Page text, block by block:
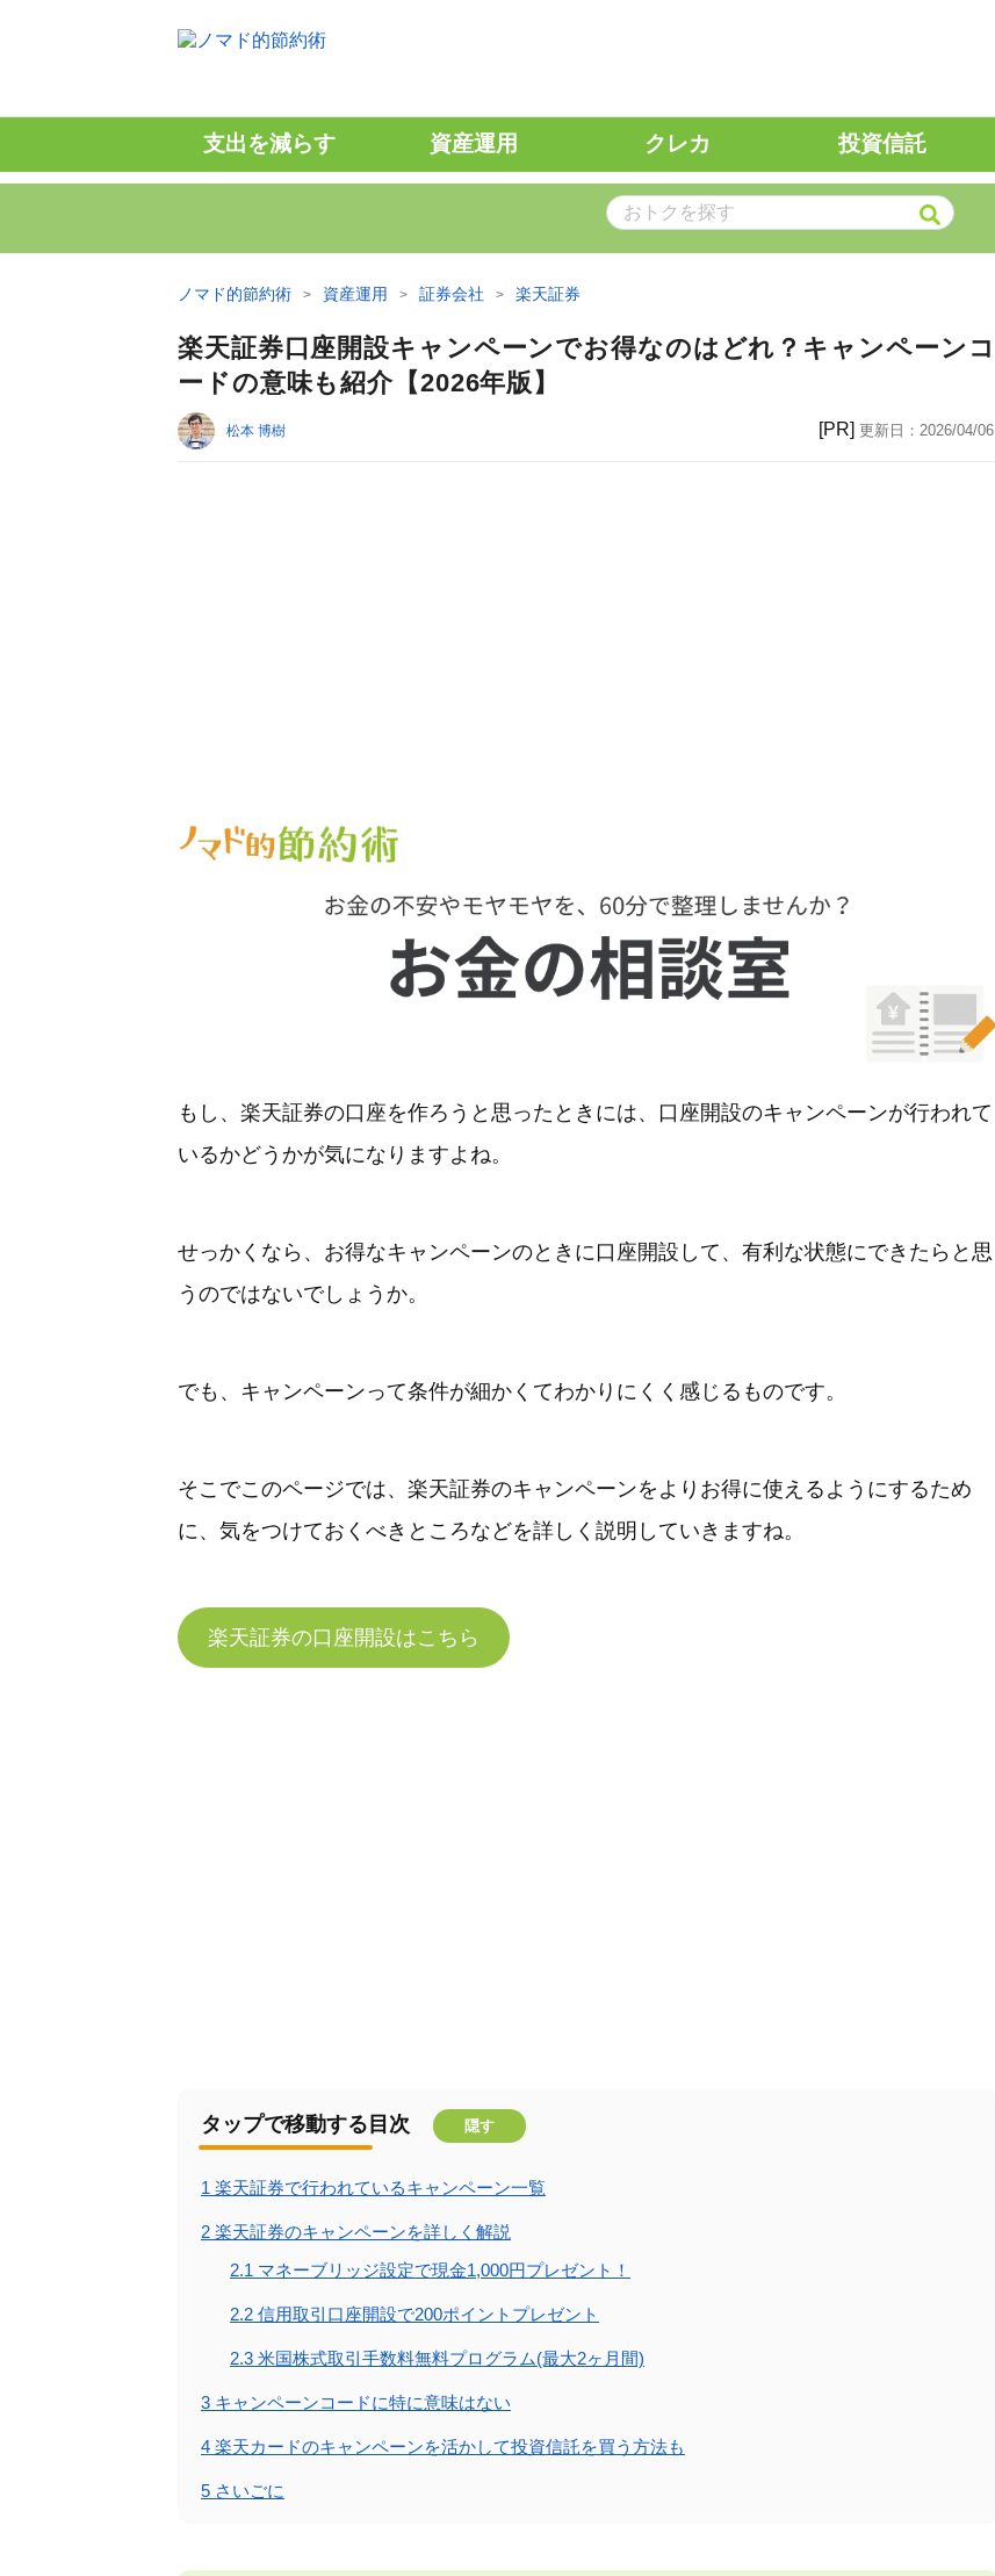
支出を減らす 資産運用 クレカ 投資信託
ノマド的節約術 資産運用 証券会社 楽天証券
楽天証券口座開設キャンペーンでお得なのはどれ？キャンペーンコ
ードの意味も紹介【2026年版】
松本 博樹 [PR] 更新日： 2026/04/06
もし、楽天証券の口座を作ろうと思ったときには、口座開設のキャンペーンが行われて
いるかどうかが気になりますよね。
せっかくなら、お得なキャンペーンのときに口座開設して、有利な状態にできたらと思
うのではないでしょうか。
でも、キャンペーンって条件が細かくてわかりにくく感じるものです。
そこでこのページでは、楽天証券のキャンペーンをよりお得に使えるようにするため
に、気をつけておくべきところなどを詳しく説明していきますね。
楽天証券の口座開設はこちら
タップで移動する目次 隠す
1 楽天証券で行われているキャンペーン一覧
2 楽天証券のキャンペーンを詳しく解説
2.1 マネーブリッジ設定で現金1,000円プレゼント！
2.2 信用取引口座開設で200ポイントプレゼント
2.3 米国株式取引手数料無料プログラム(最大2ヶ月間)
3 キャンペーンコードに特に意味はない
4 楽天カードのキャンペーンを活かして投資信託を買う方法も
5 さいごに